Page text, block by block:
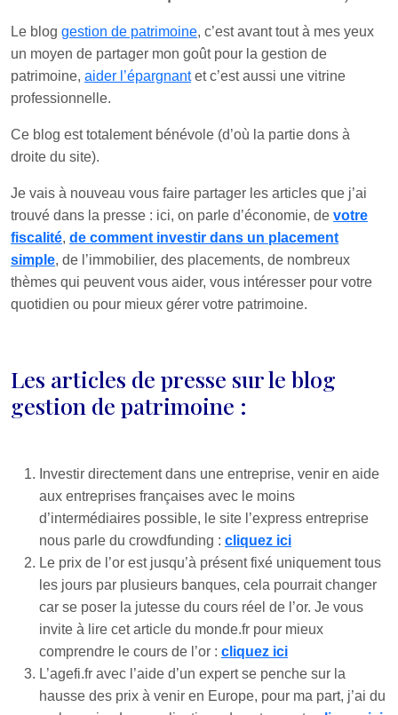
Le blog gestion de patrimoine, c’est avant tout à mes yeux
un moyen de partager mon goût pour la gestion de
patrimoine, aider l’épargnantet c’est aussi une vitrine
professionnelle.
Ce blog est totalement bénévole (d’où la partie dons à
droite du site).
Je vais à nouveau vous faire partager les articles que j’ai
trouvé dans la presse : ici, on parle d’économie, de votre
fiscalité, de comment investir dans un placement
simple, de l’immobilier, des placements, de nombreux
thèmes qui peuvent vous aider, vous intéresser pour votre
quotidien ou pour mieux gérer votre patrimoine.
Les articles de presse sur le blog
gestion de patrimoine :
Investir directement dans une entreprise, venir en aide
aux entreprises françaises avec le moins
d’intermédiaires possible, le site l’express entreprise
nous parle du crowdfunding : cliquez ici
Le prix de l’or est jusqu’à présent fixé uniquement tous
les jours par plusieurs banques, cela pourrait changer
car se poser la jutesse du cours réel de l’or. Je vous
invite à lire cet article du monde.fr pour mieux
comprendre le cours de l’or : cliquez ici
L’agefi.fr avec l’aide d’un expert se penche sur la
hausse des prix à venir en Europe, pour ma part, j’ai du